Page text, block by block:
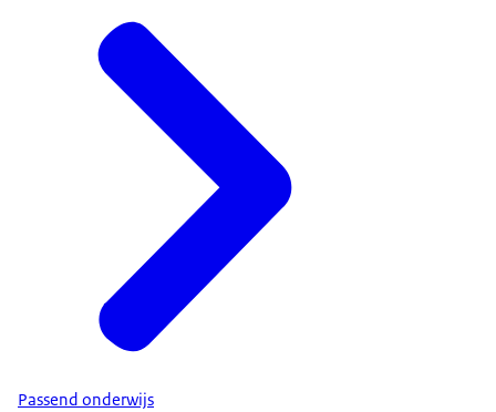
Passend onderwijs